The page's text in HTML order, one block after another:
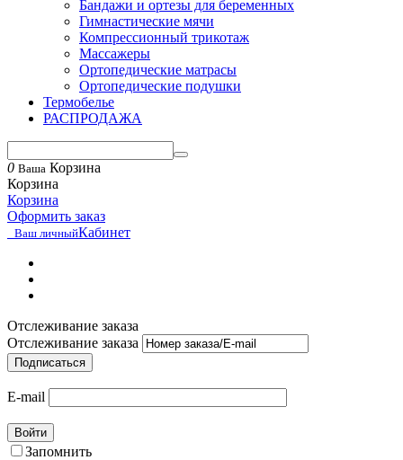
Бандажи и ортезы для беременных
Гимнастические мячи
Компрессионный трикотаж
Массажеры
Ортопедические матрасы
Ортопедические подушки
Термобелье
РАСПРОДАЖА
0 Ваша Корзина
Корзина
Корзина
Оформить заказ
Ваш личныйКабинет
Отслеживание заказа
Отслеживание заказа
Подписаться
E-mail
Войти
Запомнить